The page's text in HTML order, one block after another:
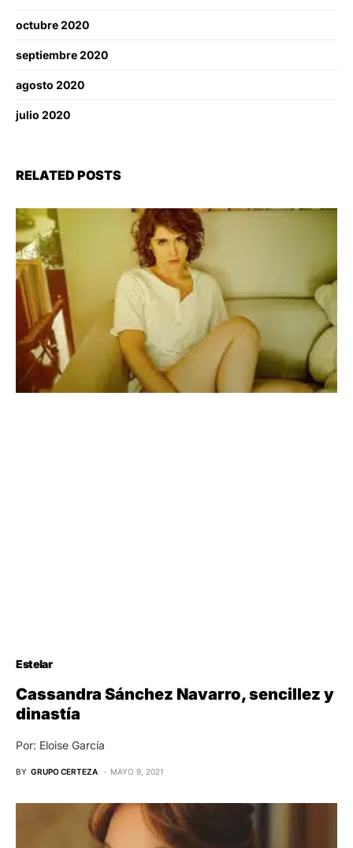
octubre 2020
septiembre 2020
agosto 2020
julio 2020
RELATED POSTS
Estelar
Cassandra Sánchez Navarro, sencillez y
dinastía
Por: Eloise García
BY GRUPO CERTEZA MAYO 9, 2021